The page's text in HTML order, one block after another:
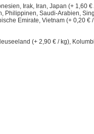
Irak, Iran, Japan (+ 1,60 €
Philippinen, Saudi-Arabien,
Emirate, Vietnam (+ 0,20 €
(+ 2,90 € / kg),